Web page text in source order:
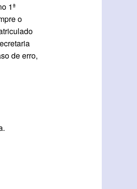
1ª
o
de erro,